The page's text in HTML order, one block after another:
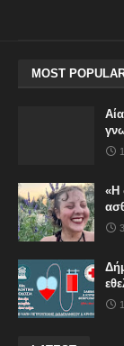
MOST
«Η